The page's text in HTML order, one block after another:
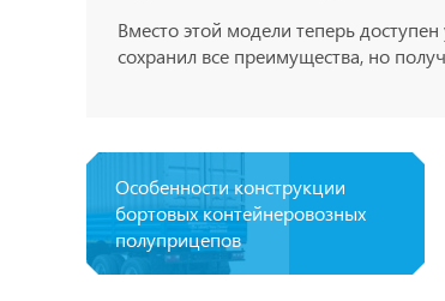
Вместо этой модели теперь
сохранил все преимущества, но
Особенности конструкции
бортовых контейнеровозных
полуприцепов